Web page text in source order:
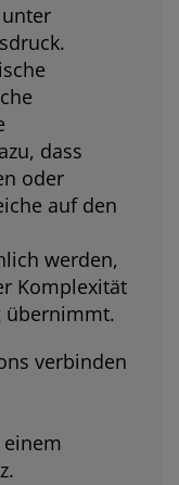
dass
oder
auf den
werden,
Komplexität
übernimmt.
verbinden